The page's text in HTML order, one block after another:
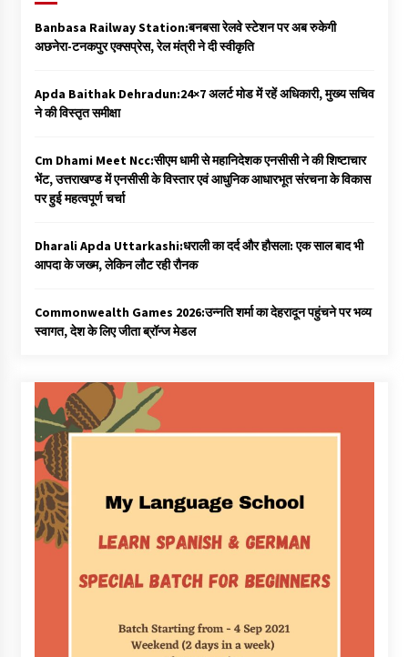
Banbasa Railway Station:बनबसा रेलवे स्टेशन पर अब रुकेगी
अछनेरा-टनकपुर एक्सप्रेस, रेल मंत्री ने दी स्वीकृति
Apda Baithak Dehradun:24×7 अलर्ट मोड में रहें अधिकारी, मुख्य सचिव
ने की विस्तृत समीक्षा
Cm Dhami Meet Ncc:सीएम धामी से महानिदेशक एनसीसी ने की शिष्टाचार
भेंट, उत्तराखण्ड में एनसीसी के विस्तार एवं आधुनिक आधारभूत संरचना के विकास
पर हुई महत्वपूर्ण चर्चा
Dharali Apda Uttarkashi:धराली का दर्द और हौसला: एक साल बाद भी
आपदा के जख्म, लेकिन लौट रही रौनक
Commonwealth Games 2026:उन्नति शर्मा का देहरादून पहुंचने पर भव्य
स्वागत, देश के लिए जीता ब्रॉन्ज मेडल